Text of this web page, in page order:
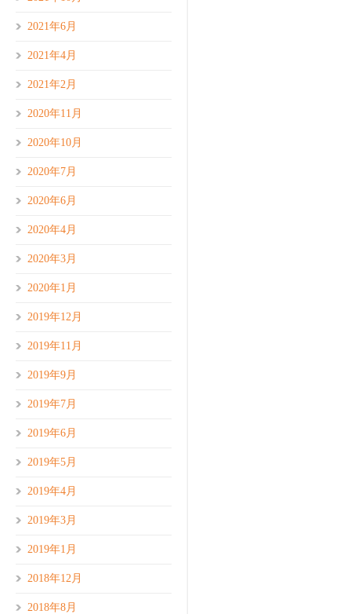
2021年6月
2021年4月
2021年2月
2020年11月
2020年10月
2020年7月
2020年6月
2020年4月
2020年3月
2020年1月
2019年12月
2019年11月
2019年9月
2019年7月
2019年6月
2019年5月
2019年4月
2019年3月
2019年1月
2018年12月
2018年8月